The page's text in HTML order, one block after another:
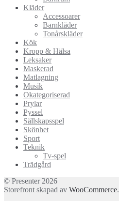
Kläder
Accessoarer
Barnkläder
Tonårskläder
Kök
Kropp & Hälsa
Leksaker
Maskerad
Matlagning
Musik
Okategoriserad
Prylar
Pyssel
Sällskapsspel
Skönhet
Sport
Teknik
Tv-spel
Trädgård
© Presenter 2026
Storefront skapad av WooCommerce.